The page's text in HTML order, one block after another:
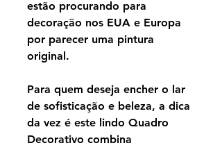
estão procurando para
decoração nos EUA e Europa
por parecer uma pintura
original.
Para quem deseja encher o lar
de sofisticação e beleza, a dica
da vez é este lindo Quadro
Decorativo combina